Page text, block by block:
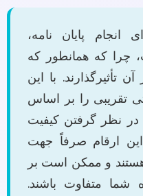
انجام پایان نامه،
چرا که همانطور که
تأثیرگذارند. با این
تقریبی را بر اساس
نظر گرفتن کیفیت
این ارقام صرفاً جهت
و ممکن است بر
متفاوت باشند.